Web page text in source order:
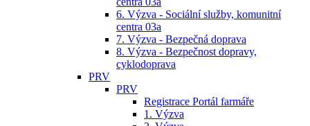
6. Výzva - Sociální služby, komunitní
centra 03a
7. Výzva - Bezpečná doprava
8. Výzva - Bezpečnost dopravy,
cyklodoprava
PRV
PRV
Registrace Portál farmáře
1. Výzva